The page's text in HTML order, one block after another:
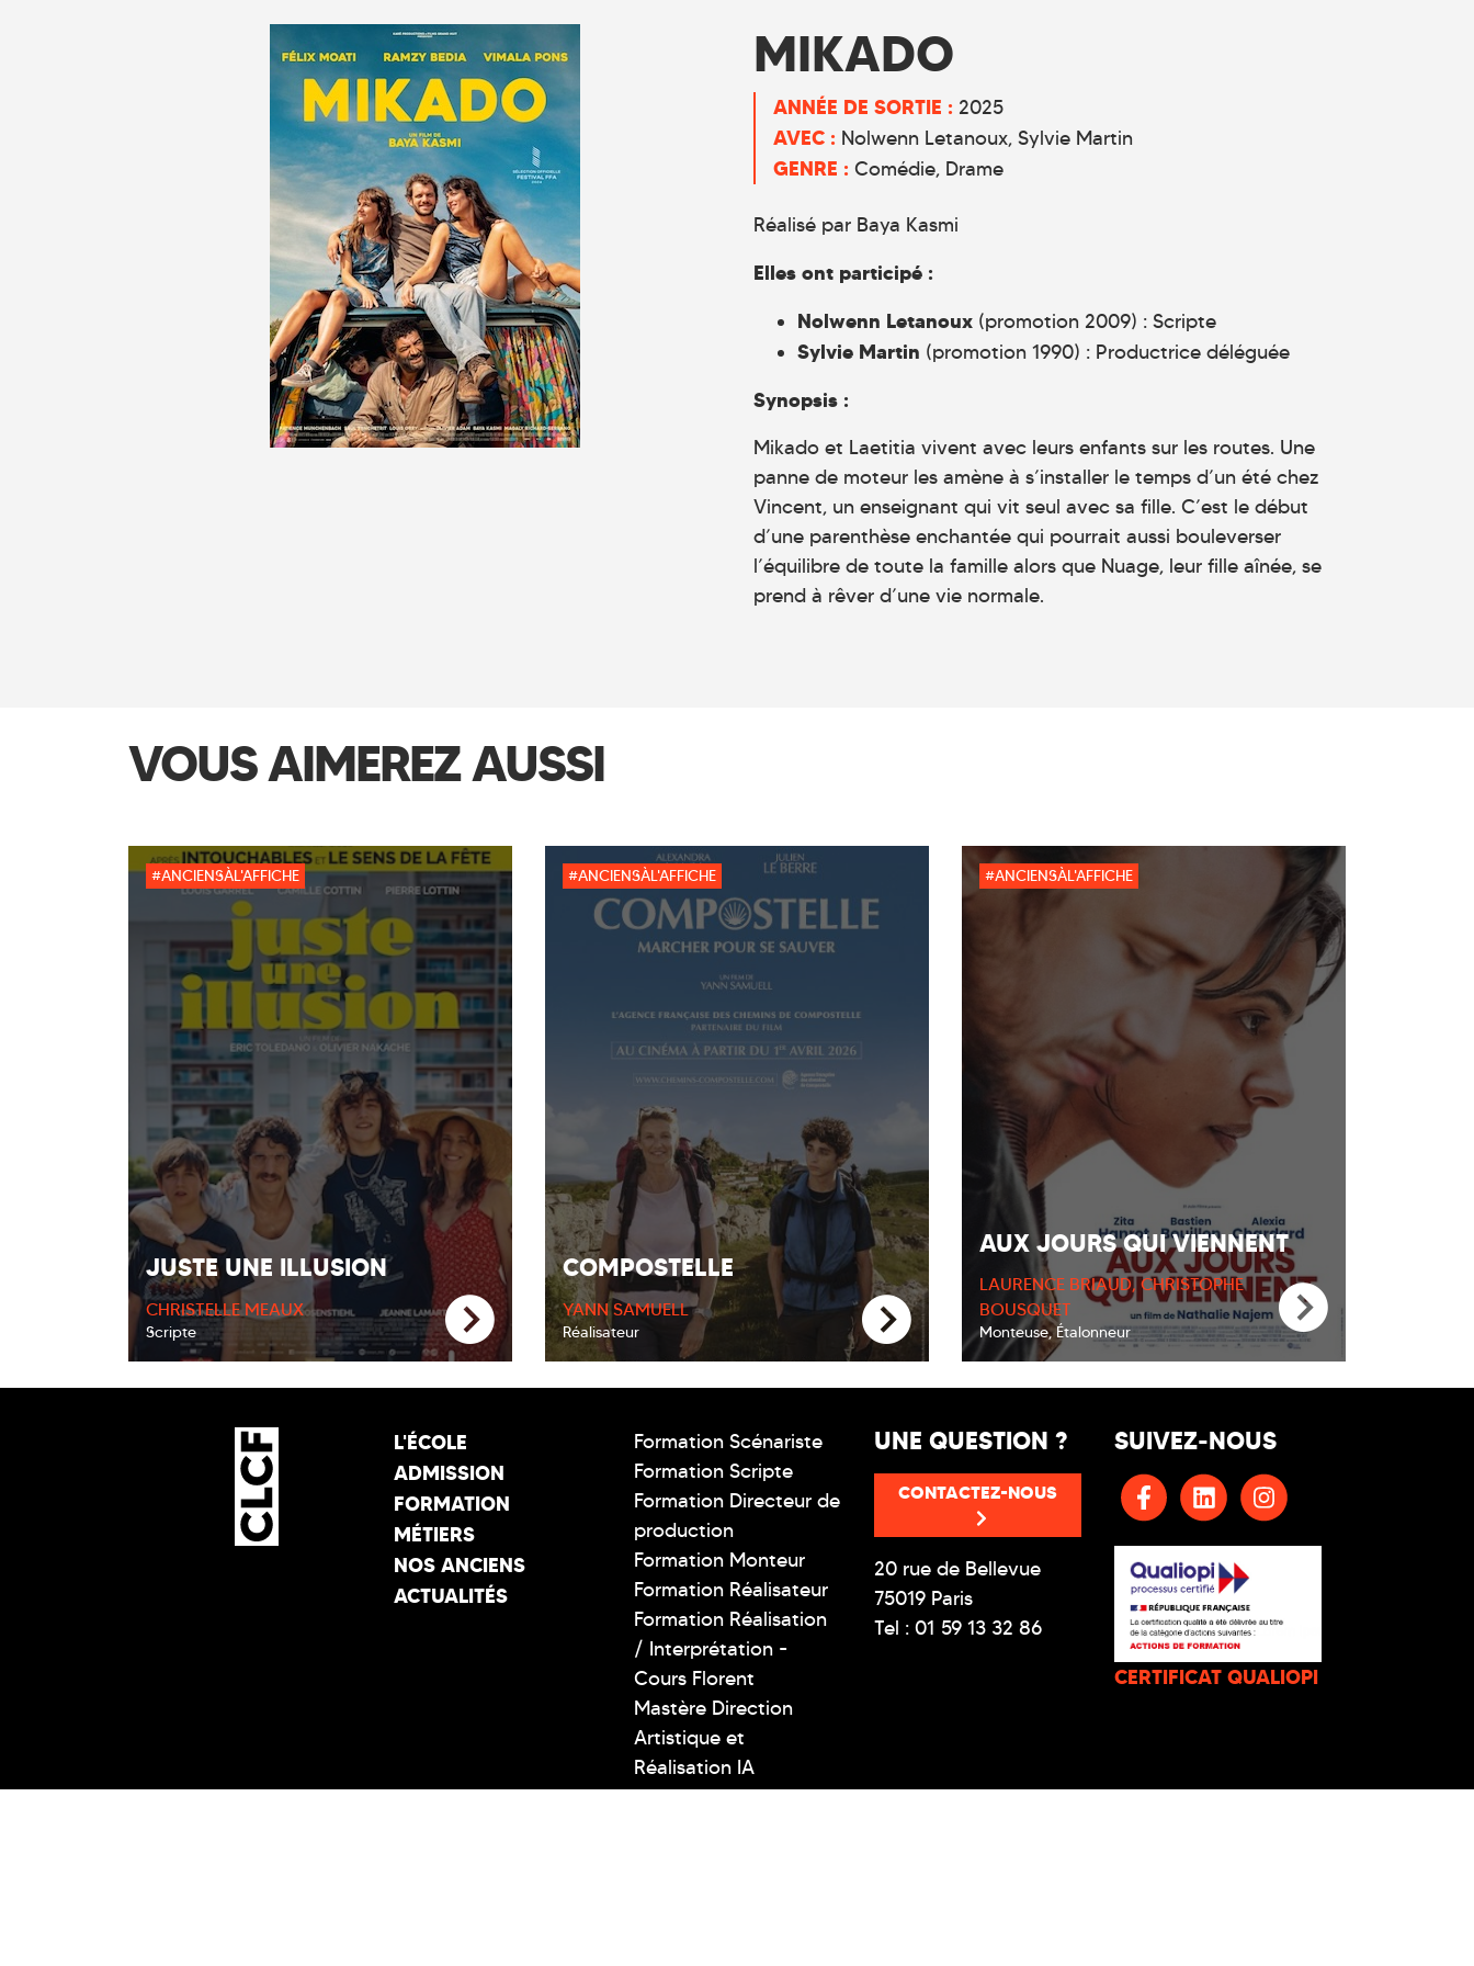
MIKADO
ANNÉE DE SORTIE : 2025
AVEC : Nolwenn Letanoux, Sylvie Martin
GENRE : Comédie Drame
Réalisé par Baya Kasmi
Elles ont participé :
Nolwenn Letanoux (promotion 2009) : Scripte
Sylvie Martin (promotion 1990) : Productrice déléguée
Synopsis :
Mikado et Laetitia vivent avec leurs enfants sur les routes. Une
panne de moteur les amène à s’installer le temps d’un été chez
Vincent, un enseignant qui vit seul avec sa fille. C’est le début
d’une parenthèse enchantée qui pourrait aussi bouleverser
l’équilibre de toute la famille alors que Nuage, leur fille aînée, se
prend à rêver d’une vie normale.
VOUS AIMEREZ AUSSI
#ANCIENSÀL'AFFICHE
JUSTE UNE ILLUSION
CHRISTELLE MEAUX
Scripte
#ANCIENSÀL'AFFICHE
COMPOSTELLE
YANN SAMUELL
Réalisateur
#ANCIENSÀL'AFFICHE
AUX JOURS QUI VIENNENT
LAURENCE BRIAUD, CHRISTOPHE
BOUSQUET
Monteuse, Étalonneur
L'ÉCOLE
ADMISSION
FORMATION
MÉTIERS
NOS ANCIENS
ACTUALITÉS
Formation Scénariste
Formation Scripte
Formation Directeur de
production
Formation Monteur
Formation Réalisateur
Formation Réalisation
/ Interprétation -
Cours Florent
Mastère Direction
Artistique et
Réalisation IA
UNE QUESTION ?
CONTACTEZ-NOUS
20 rue de Bellevue
75019 Paris
Tel : 01 59 13 32 86
SUIVEZ-NOUS
CERTIFICAT QUALIOPI